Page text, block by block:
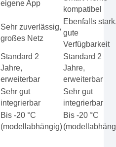
eigene App
kompatibel
Sehr zuverlässig,
großes Netz
Ebenfalls
gute
Verfügbarkeit
Standard 2
Jahre,
erweiterbar
Standard 2
Jahre,
erweiterbar
Sehr gut
integrierbar
Sehr gut
integrierbar
Bis -20 °C
(modellabhängig)
Bis -20 °C